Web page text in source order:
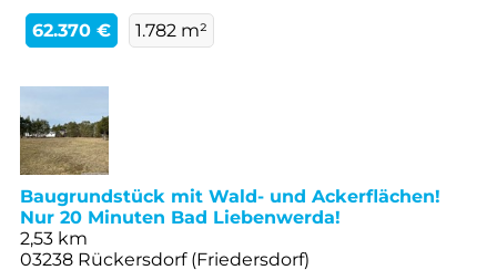
62.370 € 1.782 m²
Baugrundstück mit Wald- und Ackerflächen!
Nur 20 Minuten Bad Liebenwerda!
2,53 km
03238 Rückersdorf (Friedersdorf)